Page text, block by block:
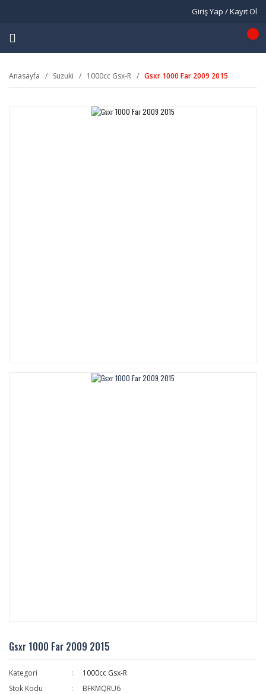
Giriş Yap / Kayıt Ol
Anasayfa Suzuki 1000cc Gsx-R Gsxr 1000 Far 2009 2015
Gsxr 1000 Far 2009 2015
Kategori
1000cc Gsx-R
Stok Kodu
BFKMQRU6